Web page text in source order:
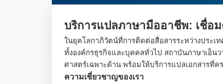
บริการแปลภาษามืออาชีพ: เชื่
ในยุคโลกาภิวัตน์ที่การติดต่อสื่อสารระหว่างประเ
ทั้งองค์กรธุรกิจและบุคคลทั่วไป สถาบันภาษาเอ็น
ศาสตร์เฉพาะด้าน พร้อมให้บริการแปลเอกสารที่
ความเชี่ยวชาญของเรา